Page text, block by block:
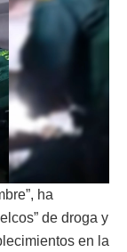
ha
de droga y
en la